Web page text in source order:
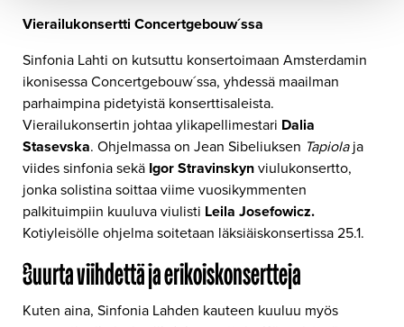
VierailukonserttiConcertgebouw´ssa
Sinfonia Lahti on kutsuttu konsertoimaan Amsterdamin
ikonisessa Concertgebouw´ssa, yhdessä maailman
parhaimpina pidetyistä konserttisaleista.
Vierailukonsertin johtaa ylikapellimestari Dalia
Stasevska. Ohjelmassa on Jean Sibeliuksen Tapiolaja
viides sinfonia sekä Igor Stravinskynviulukonsertto,
jonka solistina soittaa viime vuosikymmenten
palkituimpiin kuuluva viulisti Leila Josefowicz.
Kotiyleisölle ohjelma soitetaan läksiäiskonsertissa 25.1.
Suurta viihdettä ja erikoiskonsertteja
Kuten aina, Sinfonia Lahden kauteen kuuluu myös